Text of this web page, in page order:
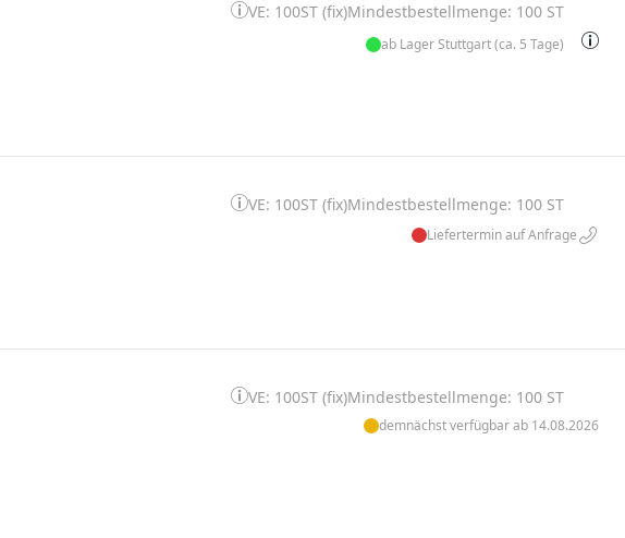
VE: 100ST (fix)Mindestbestellmenge: 100 ST
ab Lager Stuttgart (ca. 5 Tage)
VE: 100ST (fix)Mindestbestellmenge: 100 ST
Liefertermin auf Anfrage
VE: 100ST (fix)Mindestbestellmenge: 100 ST
demnächst verfügbar ab 14.08.2026